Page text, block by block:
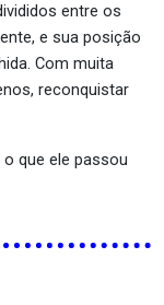
entre os
e sua posição
Com muita
reconquistar
que ele passou